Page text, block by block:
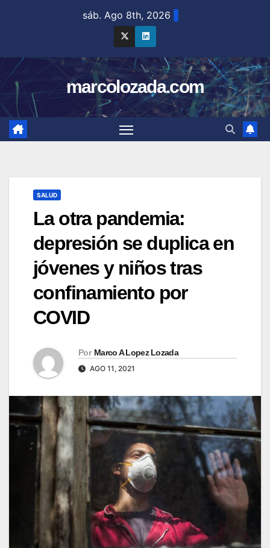
sáb. Ago 8th, 2026
marcolozada.com
SALUD
La otra pandemia:
depresión se duplica en
jóvenes y niños tras
confinamiento por
COVID
Por Marco A Lopez Lozada
AGO 11, 2021